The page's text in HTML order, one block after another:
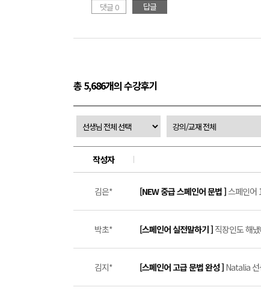
댓글 0
답글
총 5,686개의 수강후기
작성자
김은* [NEW 중급 스페인어 문법 ]스페인어
박초* [스페인어 실전말하기 ] 직장인도 해
김지* [스페인어 고급 문법 완성 ] Natalia 선